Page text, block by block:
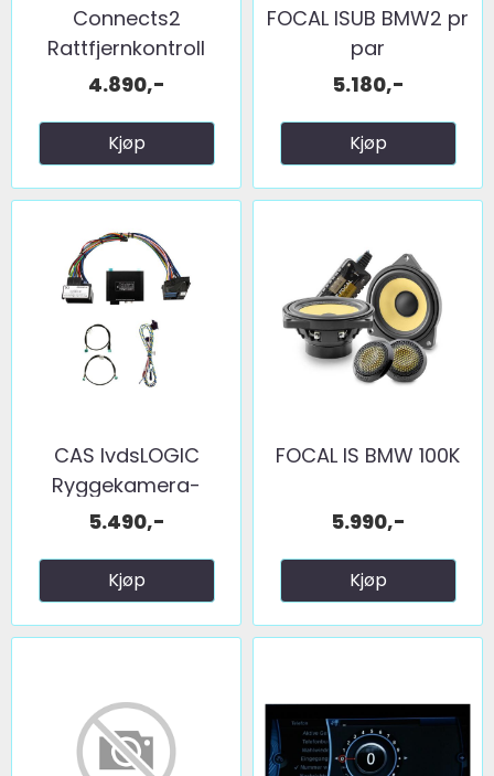
Connects2
Rattfjernkontroll
interface ...
4.890,-
Kjøp
FOCAL ISUB BMW2 pr
par
5.180,-
Kjøp
CAS lvdsLOGIC
Ryggekamera-
adapter BMW ...
5.490,-
Kjøp
FOCAL IS BMW 100K
5.990,-
Kjøp